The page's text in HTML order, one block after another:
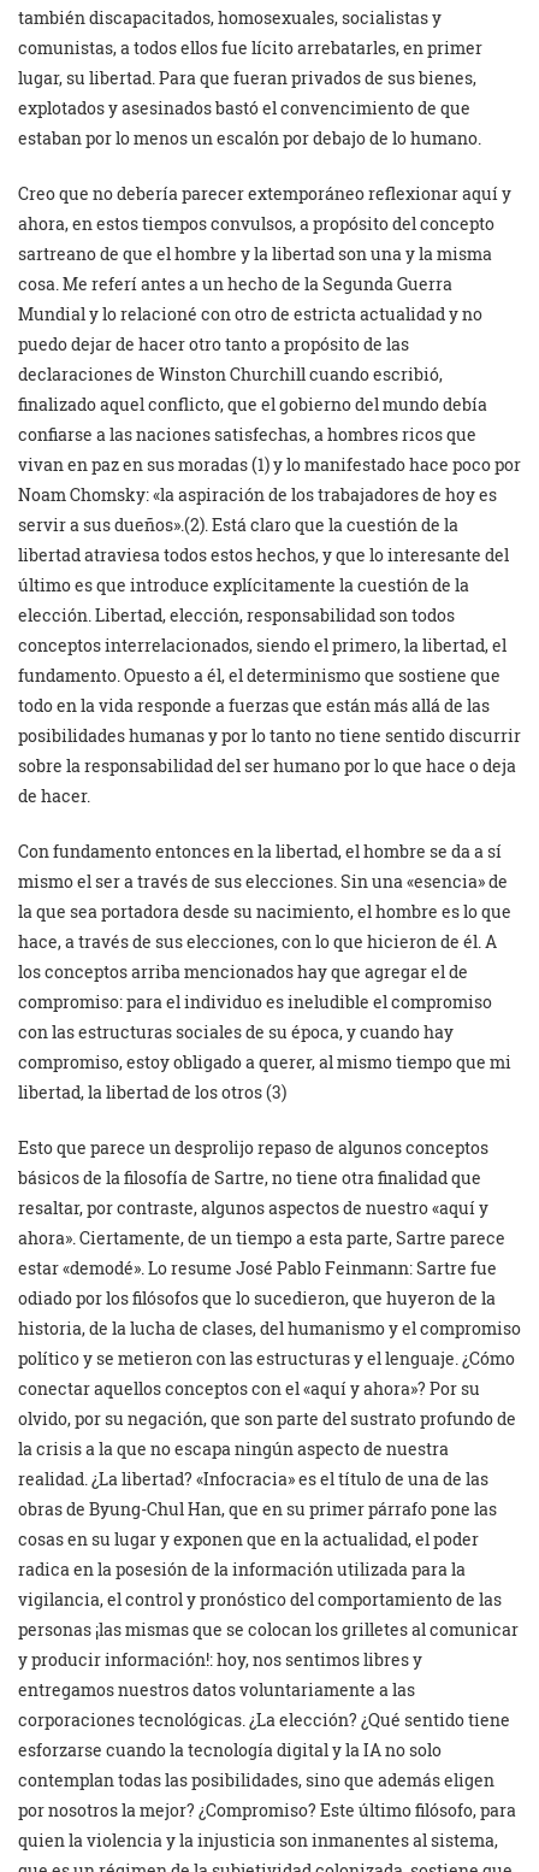
también discapacitados, homosexuales, socialistas y
comunistas, a todos ellos fue lícito arrebatarles, en primer
lugar, su libertad. Para que fueran privados de sus bienes,
explotados y asesinados bastó el convencimiento de que
estaban por lo menos un escalón por debajo de lo humano.
Creo que no debería parecer extemporáneo reflexionar aquí y
ahora, en estos tiempos convulsos, a propósito del concepto
sartreano de que el hombre y la libertad son una y la misma
cosa. Me referí antes a un hecho de la Segunda Guerra
Mundial y lo relacioné con otro de estricta actualidad y no
puedo dejar de hacer otro tanto a propósito de las
declaraciones de Winston Churchill cuando escribió,
finalizado aquel conflicto, que el gobierno del mundo debía
confiarse a las naciones satisfechas, a hombres ricos que
vivan en paz en sus moradas (1) y lo manifestado hace poco por
Noam Chomsky: «la aspiración de los trabajadores de hoy es
servir a sus dueños».(2). Está claro que la cuestión de la
libertad atraviesa todos estos hechos, y que lo interesante del
último es que introduce explícitamente la cuestión de la
elección. Libertad, elección, responsabilidad son todos
conceptos interrelacionados, siendo el primero, la libertad, el
fundamento. Opuesto a él, el determinismo que sostiene que
todo en la vida responde a fuerzas que están más allá de las
posibilidades humanas y por lo tanto no tiene sentido discurrir
sobre la responsabilidad del ser humano por lo que hace o deja
de hacer.
Con fundamento entonces en la libertad, el hombre se da a sí
mismo el ser a través de sus elecciones. Sin una «esencia» de
la que sea portadora desde su nacimiento, el hombre es lo que
hace, a través de sus elecciones, con lo que hicieron de él. A
los conceptos arriba mencionados hay que agregar el de
compromiso: para el individuo es ineludible el compromiso
con las estructuras sociales de su época, y cuando hay
compromiso, estoy obligado a querer, al mismo tiempo que mi
libertad, la libertad de los otros (3)
Esto que parece un desprolijo repaso de algunos conceptos
básicos de la filosofía de Sartre, no tiene otra finalidad que
resaltar, por contraste, algunos aspectos de nuestro «aquí y
ahora». Ciertamente, de un tiempo a esta parte, Sartre parece
estar «demodé». Lo resume José Pablo Feinmann: Sartre fue
odiado por los filósofos que lo sucedieron, que huyeron de la
historia, de la lucha de clases, del humanismo y el compromiso
político y se metieron con las estructuras y el lenguaje. ¿Cómo
conectar aquellos conceptos con el «aquí y ahora»? Por su
olvido, por su negación, que son parte del sustrato profundo de
la crisis a la que no escapa ningún aspecto de nuestra
realidad. ¿La libertad? «Infocracia» es el título de una de las
obras de Byung-Chul Han, que en su primer párrafo pone las
cosas en su lugar y exponen que en la actualidad, el poder
radica en la posesión de la información utilizada para la
vigilancia, el control y pronóstico del comportamiento de las
personas ¡las mismas que se colocan los grilletes al comunicar
y producir información!: hoy, nos sentimos libres y
entregamos nuestros datos voluntariamente a las
corporaciones tecnológicas. ¿La elección? ¿Qué sentido tiene
esforzarse cuando la tecnología digital y la IA no solo
contemplan todas las posibilidades, sino que además eligen
por nosotros la mejor? ¿Compromiso? Este último filósofo, para
quien la violencia y la injusticia son inmanentes al sistema,